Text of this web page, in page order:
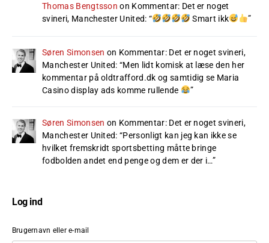
Thomas Bengtsson on Kommentar: Det er noget
svineri, Manchester United: “ Smart ikk ”
Søren Simonsen on Kommentar: Det er noget svineri,
Manchester United: “Men lidt komisk at læse den her
kommentar på oldtrafford.dk og samtidig se Maria
Casino display ads komme rullende
”
Søren Simonsen on Kommentar: Det er noget svineri,
Manchester United: “Personligt kan jeg kan ikke se
hvilket fremskridt sportsbetting måtte bringe
fodbolden andet end penge og dem er der i…”
Log ind
Brugernavn eller e-mail